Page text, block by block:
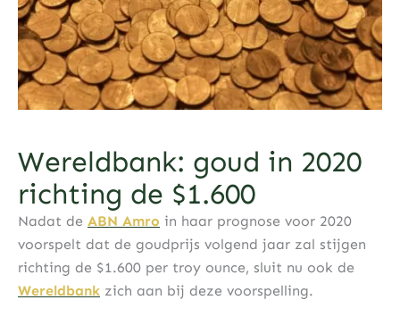
Wereldbank: goud in 2020
richting de $1.600
Nadat de ABN Amro in haar prognose voor 2020
voorspelt dat de goudprijs volgend jaar zal stijgen
richting de $1.600 per troy ounce, sluit nu ook de
Wereldbank zich aan bij deze voorspelling.